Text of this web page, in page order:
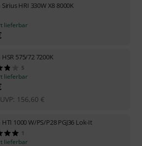
Sirius HRI 330W X8 8000K
lieferbar
HSR 575/72 7200K
5
lieferbar
UVP: 156,60 €
HTI 1000 W/PS/P28 PGJ36 Lok-It
1
lieferbar